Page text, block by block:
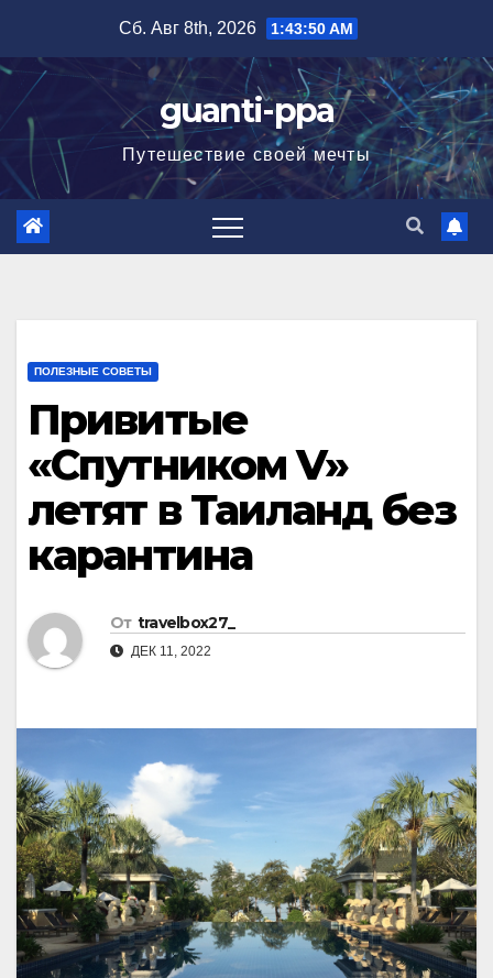
содержимому
Сб. Авг 8th, 2026 1:43:51 AM
guanti-ppa
Путешествие своей мечты
ПОЛЕЗНЫЕ СОВЕТЫ
Привитые
«Спутником V»
летят в Таиланд без
карантина
От travelbox27_
ДЕК 11, 2022